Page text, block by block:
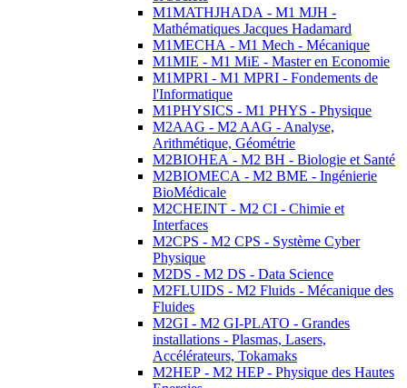
M1MATHJHADA - M1 MJH -
Mathématiques Jacques Hadamard
M1MECHA - M1 Mech - Mécanique
M1MIE - M1 MiE - Master en Economie
M1MPRI - M1 MPRI - Fondements de
l'Informatique
M1PHYSICS - M1 PHYS - Physique
M2AAG - M2 AAG - Analyse,
Arithmétique, Géométrie
M2BIOHEA - M2 BH - Biologie et Santé
M2BIOMECA - M2 BME - Ingénierie
BioMédicale
M2CHEINT - M2 CI - Chimie et
Interfaces
M2CPS - M2 CPS - Système Cyber
Physique
M2DS - M2 DS - Data Science
M2FLUIDS - M2 Fluids - Mécanique des
Fluides
M2GI - M2 GI-PLATO - Grandes
installations - Plasmas, Lasers,
Accélérateurs, Tokamaks
M2HEP - M2 HEP - Physique des Hautes